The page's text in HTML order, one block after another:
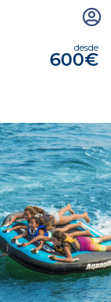
desde
600€